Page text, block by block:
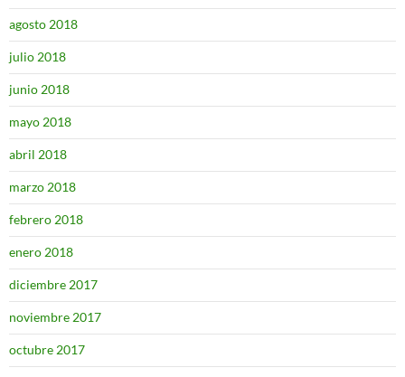
agosto 2018
julio 2018
junio 2018
mayo 2018
abril 2018
marzo 2018
febrero 2018
enero 2018
diciembre 2017
noviembre 2017
octubre 2017